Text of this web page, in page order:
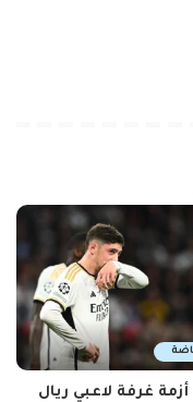
غرفة لاعبي ريال